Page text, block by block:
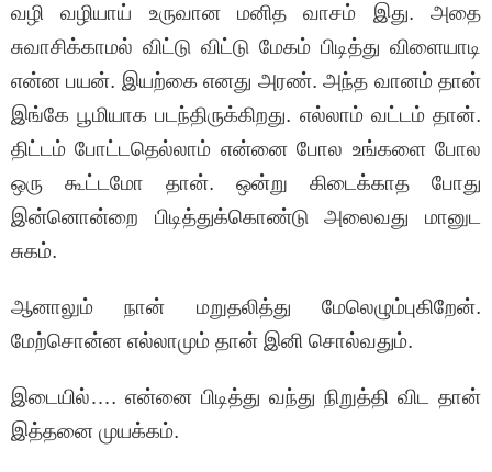
வழி வழியாய் உருவான மனித வாசம் இது. அதை
சுவாசிக்காமல் விட்டு விட்டு மேகம் பிடித்து விளையாடி
என்ன பயன். இயற்கை எனது அரண். அந்த வானம் தான்
இங்கே பூமியாக படந்திருக்கிறது. எல்லாம் வட்டம் தான்.
திட்டம் போட்டதெல்லாம் என்னை போல உங்களை போல
ஒரு கூட்டமோ தான். ஒன்று கிடைக்காத போது
இன்னொன்றை பிடித்துக்கொண்டு அலைவது மானுட
சுகம்.
ஆனாலும் நான் மறுதலித்து மேலெழும்புகிறேன்.
மேற்சொன்ன எல்லாமும் தான் இனி சொல்வதும்.
இடையில்…. என்னை பிடித்து வந்து நிறுத்தி விட தான்
இத்தனை முயக்கம்.